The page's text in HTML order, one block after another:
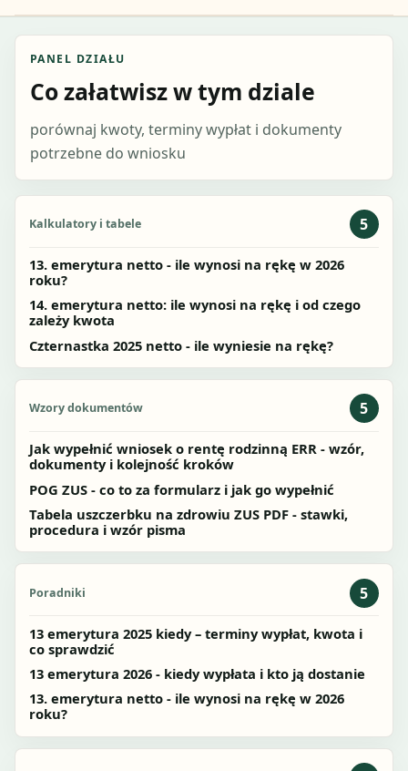
PANEL DZIAŁU
Co załatwisz w tym dziale
porównaj kwoty, terminy wypłat i dokumenty
potrzebne do wniosku
Kalkulatory i tabele 5
13. emerytura netto - ile wynosi na rękę w 2026
roku?
14. emerytura netto: ile wynosi na rękę i od czego
zależy kwota
Czternastka 2025 netto - ile wyniesie na rękę?
Wzory dokumentów 5
Jak wypełnić wniosek o rentę rodzinną ERR - wzór,
dokumenty i kolejność kroków
POG ZUS - co to za formularz i jak go wypełnić
Tabela uszczerbku na zdrowiu ZUS PDF - stawki,
procedura i wzór pisma
Poradniki 5
13 emerytura 2025 kiedy – terminy wypłat, kwota i
co sprawdzić
13 emerytura 2026 - kiedy wypłata i kto ją dostanie
13. emerytura netto - ile wynosi na rękę w 2026
roku?